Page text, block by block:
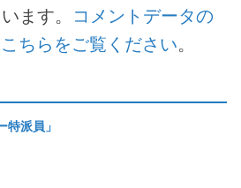
ます。 コメントデータの
ちらをご覧ください。
派員」